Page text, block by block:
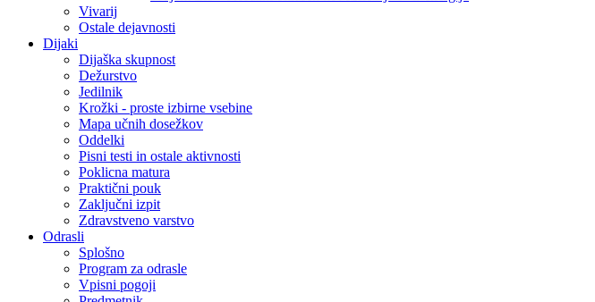
Vivarij
Ostale dejavnosti
Dijaki
Dijaška skupnost
Dežurstvo
Jedilnik
Krožki - proste izbirne vsebine
Mapa učnih dosežkov
Oddelki
Pisni testi in ostale aktivnosti
Poklicna matura
Praktični pouk
Zaključni izpit
Zdravstveno varstvo
Odrasli
Splošno
Program za odrasle
Vpisni pogoji